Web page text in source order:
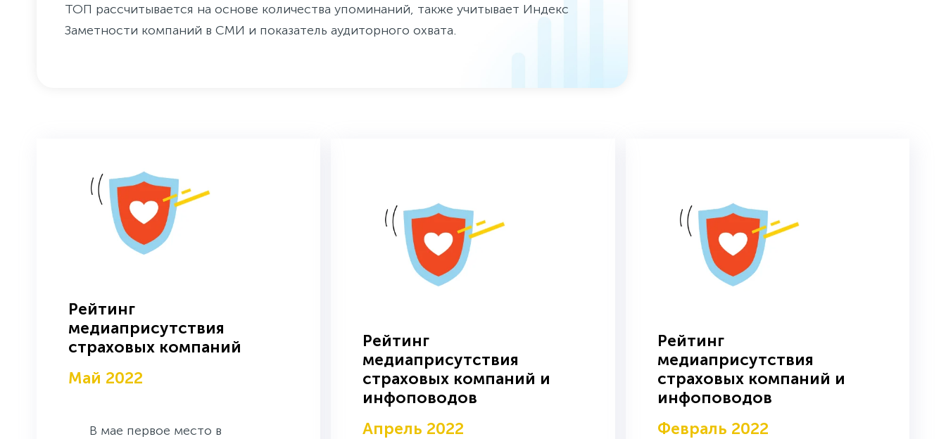
ТОП рассчитывается на основе количества упоминаний, также учитывает Индекс
Заметности компаний в СМИ и показатель аудиторного охвата.
Рейтинг
медиаприсутствия
страховых компаний
Май 2022
В мае первое место в
Рейтинг
медиаприсутствия
страховых компаний и
инфоповодов
Апрель 2022
Рейтинг
медиаприсутствия
страховых компаний и
инфоповодов
Февраль 2022